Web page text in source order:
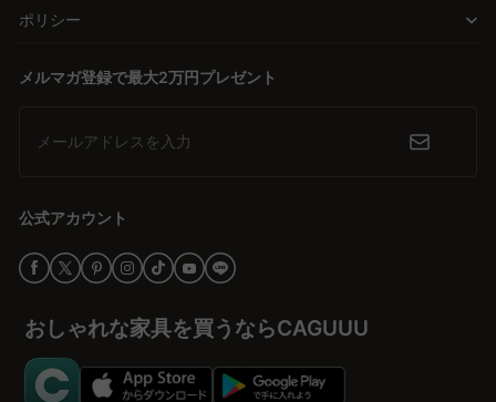
選ぶことで、居心地の良い空間を作り出します。
信頼と安心の提供
テリア提案サービスを提供しています。多くの高評価レビューが信
今すぐ理想のダイニングセットを
し、毎日の食事をもっと特別なものに。バーチャルショールームで
い。
ポリシー
メルマガ登録で最大2万円プレゼント
メールアドレスを入力
公式アカウント
おしゃれな家具を買うならCAGUUU